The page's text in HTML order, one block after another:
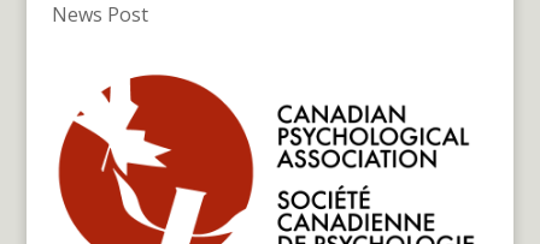
News Post